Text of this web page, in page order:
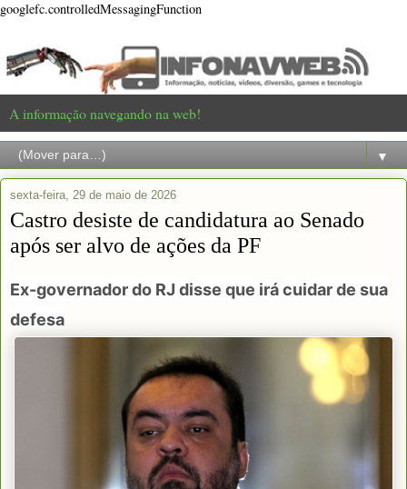
googlefc.controlledMessagingFunction
A informação navegando na web!
▼
sexta-feira, 29 de maio de 2026
Castro desiste de candidatura ao Senado
após ser alvo de ações da PF
Ex-governador do RJ disse que irá cuidar de sua
defesa